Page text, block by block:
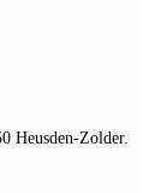
Heusden-Zolder.